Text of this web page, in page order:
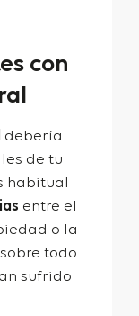
con
debería
de tu
habitual
entre el
o la
todo
sufrido